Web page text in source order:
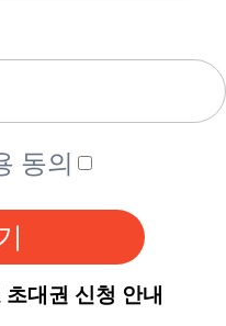
동의
대권 신청 안내